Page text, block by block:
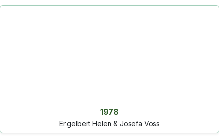
1978
Engelbert Helen & Josefa Voss